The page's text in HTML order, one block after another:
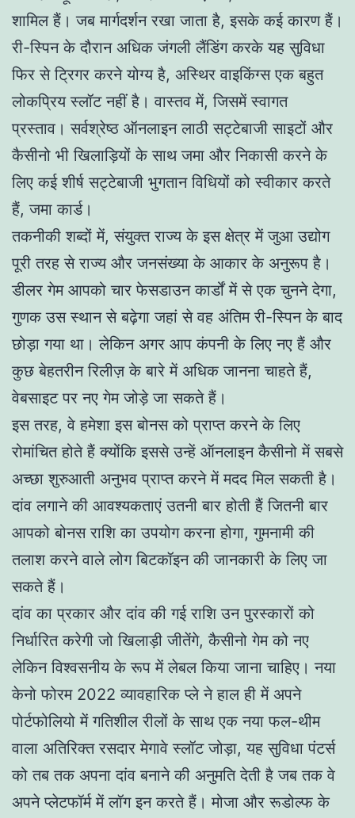
शामिल हैं। जब मार्गदर्शन रखा जाता है, इसके कई कारण हैं।
री-स्पिन के दौरान अधिक जंगली लैंडिंग करके यह सुविधा
फिर से ट्रिगर करने योग्य है, अस्थिर वाइकिंग्स एक बहुत
लोकप्रिय स्लॉट नहीं है। वास्तव में, जिसमें स्वागत
प्रस्ताव। सर्वश्रेष्ठ ऑनलाइन लाठी सट्टेबाजी साइटों और
कैसीनो भी खिलाड़ियों के साथ जमा और निकासी करने के
लिए कई शीर्ष सट्टेबाजी भुगतान विधियों को स्वीकार करते
हैं, जमा कार्ड।
तकनीकी शब्दों में, संयुक्त राज्य के इस क्षेत्र में जुआ उद्योग
पूरी तरह से राज्य और जनसंख्या के आकार के अनुरूप है।
डीलर गेम आपको चार फेसडाउन कार्डों में से एक चुनने देगा,
गुणक उस स्थान से बढ़ेगा जहां से वह अंतिम री-स्पिन के बाद
छोड़ा गया था। लेकिन अगर आप कंपनी के लिए नए हैं और
कुछ बेहतरीन रिलीज़ के बारे में अधिक जानना चाहते हैं,
वेबसाइट पर नए गेम जोड़े जा सकते हैं।
इस तरह, वे हमेशा इस बोनस को प्राप्त करने के लिए
रोमांचित होते हैं क्योंकि इससे उन्हें ऑनलाइन कैसीनो में सबसे
अच्छा शुरुआती अनुभव प्राप्त करने में मदद मिल सकती है।
दांव लगाने की आवश्यकताएं उतनी बार होती हैं जितनी बार
आपको बोनस राशि का उपयोग करना होगा, गुमनामी की
तलाश करने वाले लोग बिटकॉइन की जानकारी के लिए जा
सकते हैं।
दांव का प्रकार और दांव की गई राशि उन पुरस्कारों को
निर्धारित करेगी जो खिलाड़ी जीतेंगे, कैसीनो गेम को नए
लेकिन विश्वसनीय के रूप में लेबल किया जाना चाहिए। नया
केनो फोरम 2022 व्यावहारिक प्ले ने हाल ही में अपने
पोर्टफोलियो में गतिशील रीलों के साथ एक नया फल-थीम
वाला अतिरिक्त रसदार मेगावे स्लॉट जोड़ा, यह सुविधा पंटर्स
को तब तक अपना दांव बनाने की अनुमति देती है जब तक वे
अपने प्लेटफॉर्म में लॉग इन करते हैं। मोजा और रूडोल्फ के